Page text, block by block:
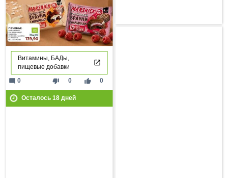
Витамины, БАДы,
пищевые добавки
thumb_down 0 thumb_up 0
mode_comment 0
Осталось 18дней